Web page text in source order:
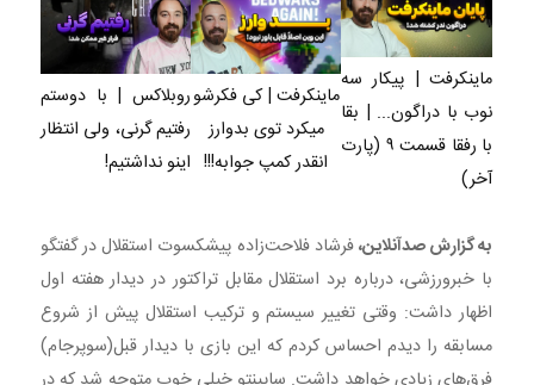
ماینکرفت | پیکار سه
نوب با دراگون... | بقا
با رفقا قسمت ۹ (پارت
آخر)
ماینکرفت | کی فکرشو
میکرد توی بدوارز
انقدر کمپ جوابه!!!
روبلاکس | با دوستم
رفتیم گرنی، ولی انتظار
اینو نداشتیم!
به گزارش صدآنلاین،فرشاد فلاحت‌زاده پیشکسوت استقلال در گفتگو
با خبرورزشی، درباره برد استقلال مقابل تراکتور در دیدار هفته اول
اظهار داشت: وقتی تغییر سیستم و ترکیب استقلال پیش از شروع
مسابقه را دیدم احساس کردم که این بازی با دیدار قبل(سوپرجام)